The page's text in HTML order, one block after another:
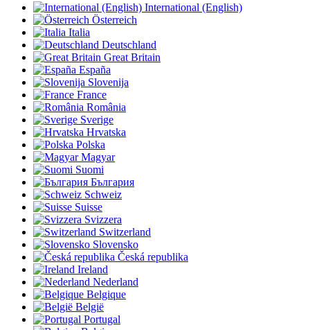
International (English)
Österreich
Italia
Deutschland
Great Britain
España
Slovenija
France
România
Sverige
Hrvatska
Polska
Magyar
Suomi
България
Schweiz
Suisse
Svizzera
Switzerland
Slovensko
Česká republika
Ireland
Nederland
Belgique
België
Portugal